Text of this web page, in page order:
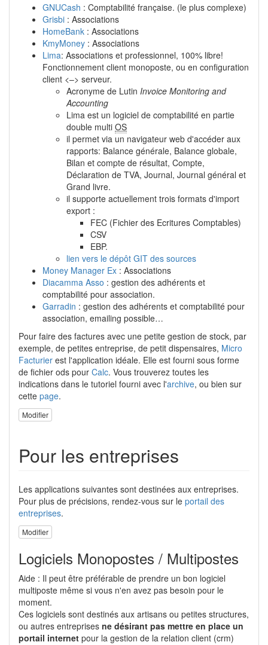
GNUCash : Comptabilité française. (le plus complexe)
Grisbi : Associations
HomeBank : Associations
KmyMoney : Associations
Lima: Associations et professionnel, 100% libre!
Fonctionnement client monoposte, ou en configuration
client <–> serveur.
Acronyme de Lutin Invoice Monitoring and
Accounting
Lima est un logiciel de comptabilité en partie
double multi OS
il permet via un navigateur web d'accéder aux
rapports: Balance générale, Balance globale,
Bilan et compte de résultat, Compte,
Déclaration de TVA, Journal, Journal général et
Grand livre.
il supporte actuellement trois formats d'import
export :
FEC (Fichier des Ecritures Comptables)
CSV
EBP.
lien vers le dépôt GIT des sources
Money Manager Ex : Associations
Diacamma Asso : gestion des adhérents et
comptabilité pour association.
Garradin : gestion des adhérents et comptabilité pour
association, emailing possible…
Pour faire des factures avec une petite gestion de stock, par
exemple, de petites entreprise, de petit dispensaires, Micro
Facturier est l'application idéale. Elle est fourni sous forme
de fichier ods pour Calc. Vous trouverez toutes les
indications dans le tutoriel fourni avec l'archive, ou bien sur
cette page.
Modifier
Pour les entreprises
Les applications suivantes sont destinées aux entreprises.
Pour plus de précisions, rendez-vous sur le portail des
entreprises.
Modifier
Logiciels Monopostes / Multipostes
Aide : Il peut être préférable de prendre un bon logiciel
multiposte même si vous n'en avez pas besoin pour le
moment.
Ces logiciels sont destinés aux artisans ou petites structures,
ou autres entreprises ne désirant pas mettre en place un
portail internet pour la gestion de la relation client (crm)